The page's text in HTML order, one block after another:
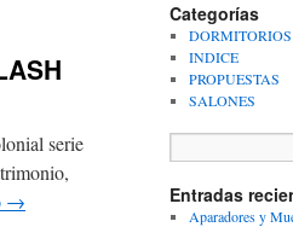
serie
→
Categorías
DORMITORIOS
INDICE
PROPUESTAS
SALONES
Entradas
Aparadores y